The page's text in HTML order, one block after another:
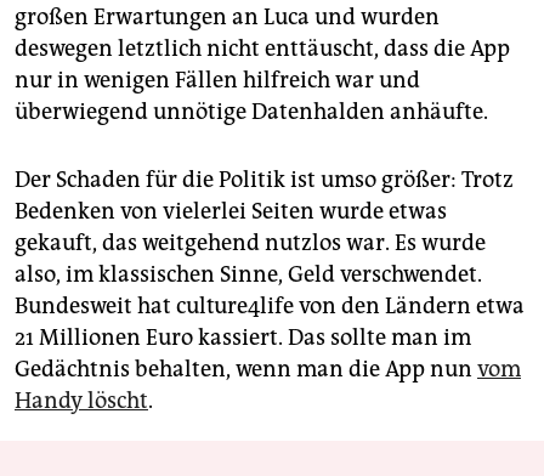
großen Erwartungen an Luca und wurden
deswegen letztlich nicht enttäuscht, dass die App
nur in wenigen Fällen hilfreich war und
überwiegend unnötige Datenhalden anhäufte.
Der Schaden für die Politik ist umso größer: Trotz
Bedenken von vielerlei Seiten wurde etwas
gekauft, das weitgehend nutzlos war. Es wurde
also, im klassischen Sinne, Geld verschwendet.
Bundesweit hat culture4life von den Ländern etwa
21 Millionen Euro kassiert. Das sollte man im
Gedächtnis behalten, wenn man die App nun vom
Handy löscht.